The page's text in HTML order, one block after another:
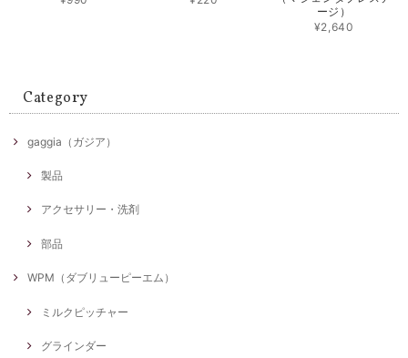
ージ）
¥2,640
Category
gaggia（ガジア）
製品
アクセサリー・洗剤
部品
WPM（ダブリューピーエム）
ミルクピッチャー
グラインダー